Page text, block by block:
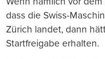
dass die Swiss-
Zürich landet, dann
Startfreigabe erhalten.